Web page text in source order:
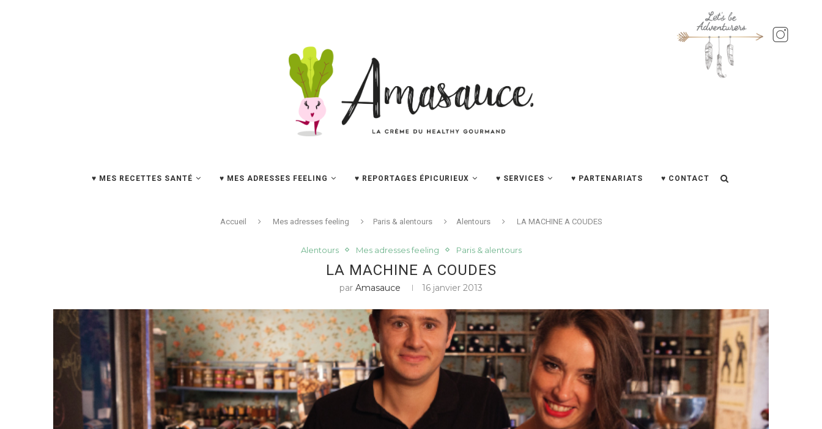
♥ MES RECETTES SANTÉ ♥ MES ADRESSES FEELING ♥ REPORTAGES ÉPICURIEUX ♥ SERVICES ♥ PARTENARIATS ♥ CONTACT
Accueil Mes adresses feeling Paris & alentours Alentours LA MACHINE A COUDES
Alentours Mes adresses feeling Paris & alentours
LA MACHINE A COUDES
par Amasauce 16 janvier 2013